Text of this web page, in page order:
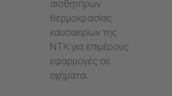
αισθητήρων
θερμοκρασίας
καυσαερίων της
NTK για επιμέρους
εφαρμογές σε
οχήματα.